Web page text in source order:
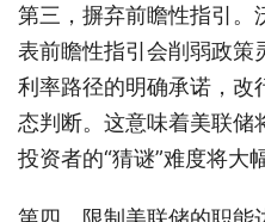
第三，摒弃前瞻性指引。
表前瞻性指引会削弱政策
利率路径的明确承诺，改
态判断。这意味着美联储
投资者的“猜谜”难度将大